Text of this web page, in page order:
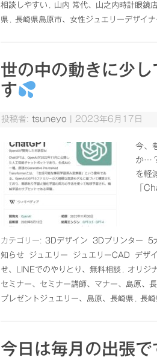
相談しやすい
山内 常代、山之内時計眼鏡
県
長崎県島原市、女性ジュエリーデザイナ
世の中の動きに少
す
投稿者:tsuneyo 2023年6月17日
今、
か…
を軽
「
カテゴリー: 3Dデザイン 3Dプリンター 5
知らせ
ジュエリー ジュエリーCAD デザ
せ、LINEでのやりとり、無料相談
オリジ
セミナー、セミナー講師、マナー、島原、
プレゼントジュエリー、島原、長崎県
長
今日は毎月の出張で